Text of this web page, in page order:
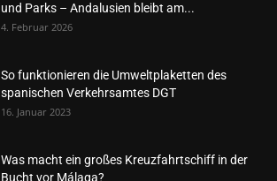
und Parks – Andalusien bleibt am...
4. Februar 2026
So funktionieren die Umweltplaketten des
spanischen Verkehrsamtes DGT
16. Januar 2023
Was macht ein großes Kreuzfahrtschiff in der
Bucht vor Málaga?